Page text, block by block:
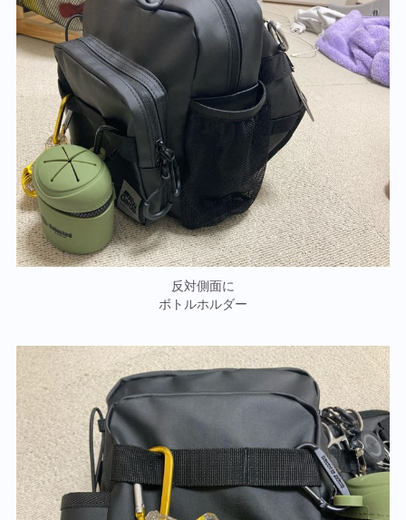
反対側面に
ボトルホルダー